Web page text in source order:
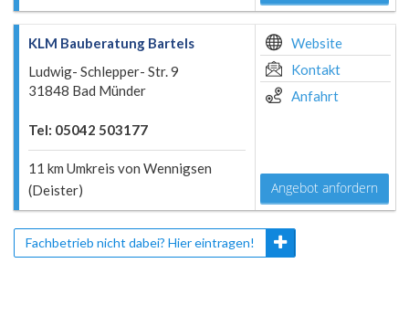
KLM Bauberatung Bartels
Ludwig- Schlepper- Str. 9
31848 Bad Münder
Tel: 05042 503177
11 km Umkreis von Wennigsen
(Deister)
Website
Kontakt
Anfahrt
Angebot anfordern
Fachbetrieb nicht dabei? Hier eintragen!